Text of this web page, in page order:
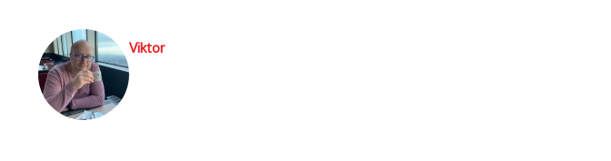
Viktor